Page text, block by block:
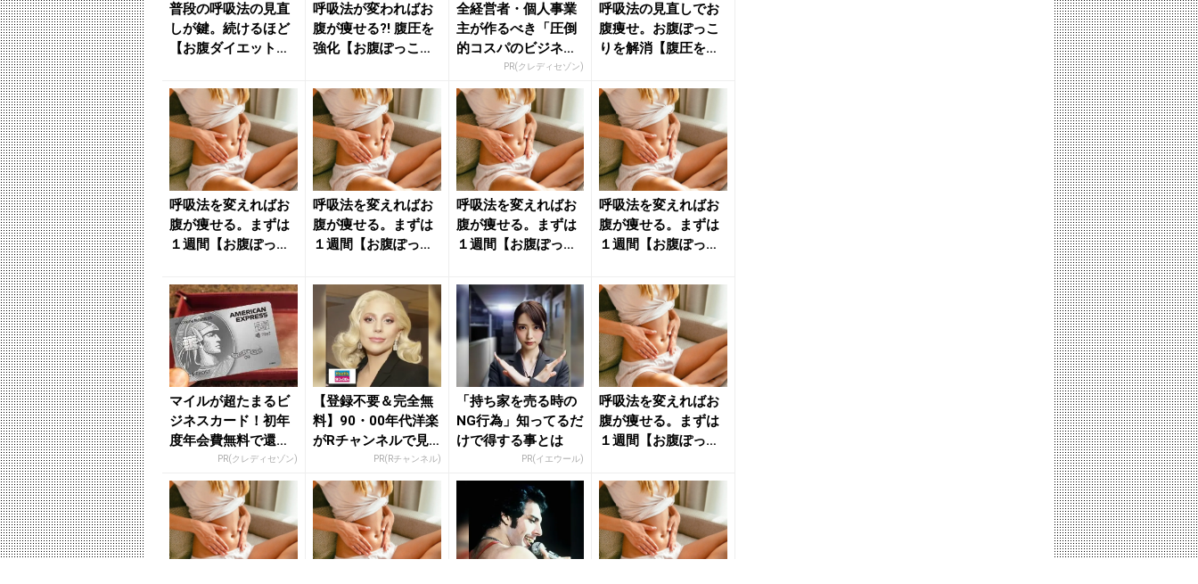
普段の呼吸法の見直
しが鍵。続けるほど
【お腹ダイエットに
- き...
呼吸法が変わればお
腹が痩せる?! 腹圧を
強化【お腹ぽっこり
単習...
全経営者・個人事業
主が作るべき「圧倒
的コスパのビジネス
カード」PR(クレディセゾン)
呼吸法の見直しでお
腹痩せ。お腹ぽっこ
りを解消【腹圧を強
きれ...
呼吸法を変えればお
腹が痩せる。まずは
１週間【お腹ぽっこ
く】簡単習...
呼吸法を変えればお
腹が痩せる。まずは
１週間【お腹ぽっこ
く】簡単習...
呼吸法を変えればお
腹が痩せる。まずは
１週間【お腹ぽっこ
く】簡単習...
呼吸法を変えればお
腹が痩せる。まずは
１週間【お腹ぽっこ
く】簡単習...
マイルが超たまるビ
ジネスカード！初年
度年会費無料で還元
率最大1.125%PR(クレディセゾン)
【登録不要＆完全無
料】90・00年代洋楽
がRチャンネルで見
PR(Rチャンネル)
「持ち家を売る時の
NG行為」知ってるだ
けで得する事とは
PR(イエウール)
呼吸法を変えればお
腹が痩せる。まずは
１週間【お腹ぽっこ
く】簡単習...